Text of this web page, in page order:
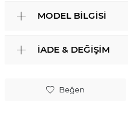
Beğen
MODEL BILGISI
İADE & DEĞIŞIM